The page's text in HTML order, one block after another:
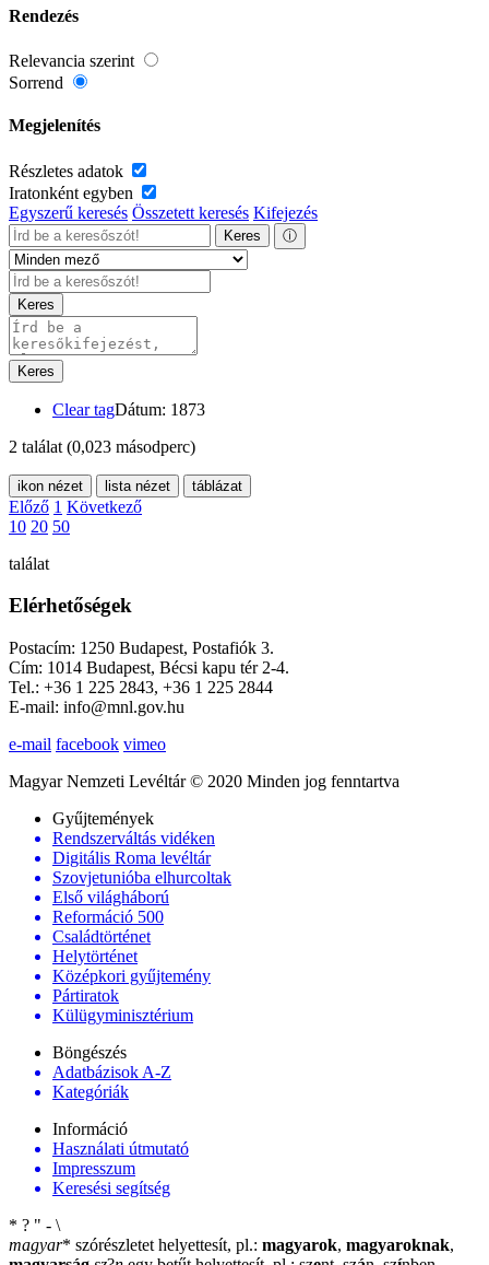
Rendezés
Relevancia szerint
Sorrend
Megjelenítés
Részletes adatok
Iratonként egyben
Egyszerű keresés Összetett keresés Kifejezés
Keres ⓘ
Keres
Keres
Clear tagDátum: 1873
2 találat (0,023 másodperc)
ikon nézet lista nézet táblázat
Előző 1 Következő
10 20 50
találat
Elérhetőségek
Postacím: 1250 Budapest, Postafiók 3.
Cím: 1014 Budapest, Bécsi kapu tér 2-4.
Tel.: +36 1 225 2843, +36 1 225 2844
E-mail: info@mnl.gov.hu
e-mail facebook vimeo
Magyar Nemzeti Levéltár © 2020 Minden jog fenntartva
Gyűjtemények
Rendszerváltás vidéken
Digitális Roma levéltár
Szovjetunióba elhurcoltak
Első világháború
Reformáció 500
Családtörténet
Helytörténet
Középkori gyűjtemény
Pártiratok
Külügyminisztérium
Böngészés
Adatbázisok A-Z
Kategóriák
Információ
Használati útmutató
Impresszum
Keresési segítség
* ? " - \
magyar* szórészletet helyettesít, pl.: magyarok, magyaroknak,